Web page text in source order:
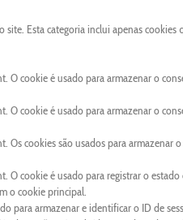
Esta categoria inclui apenas
O cookie é usado para armazenar o
O cookie é usado para armazenar o
Os cookies são usados para armazenar
O cookie é usado para registrar o
o cookie principal.
para armazenar e identificar o ID de